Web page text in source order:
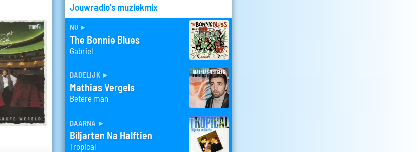
Jouwradio's muziekmix
nu ►
The Bonnie Blues
Gabriel
dadelijk ►
Mathias Vergels
Betere man
daarna ►
Biljarten Na Halftien
Tropical